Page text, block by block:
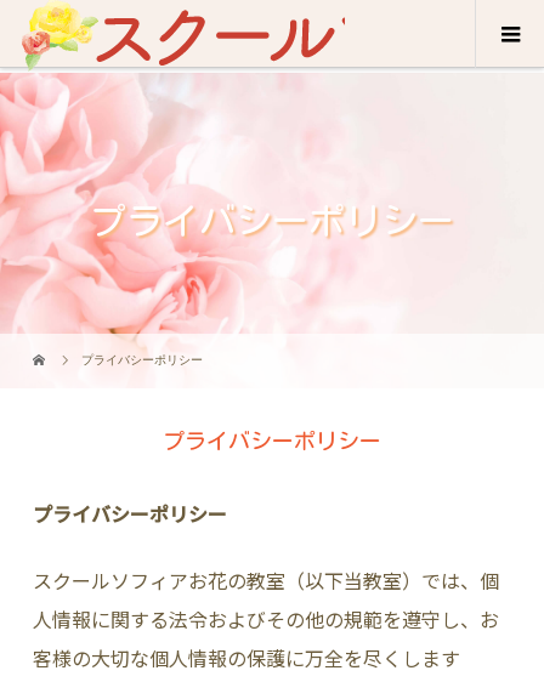
プライバシーポリシー
プライバシーポリシー
プライバシーポリシー
プライバシーポリシー
スクールソフィアお花の教室（以下当教室）では、個
人情報に関する法令およびその他の規範を遵守し、お
客様の大切な個人情報の保護に万全を尽くします